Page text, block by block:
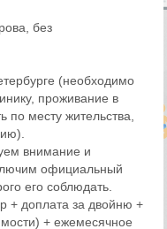
без
(необходимо
проживание в
месту жительства,
внимание и
официальный
его соблюдать.
+ доплата за двойню +
+ ежемесячное